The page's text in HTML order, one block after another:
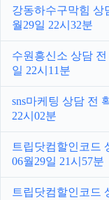
강동하수구막힘 상
월29일 22시32분
수원흥신소 상담
일 22시11분
sns마케팅 상담 전
22시02분
트립닷컴할인코드
06월29일 21시57분
트립닷컴할인코드